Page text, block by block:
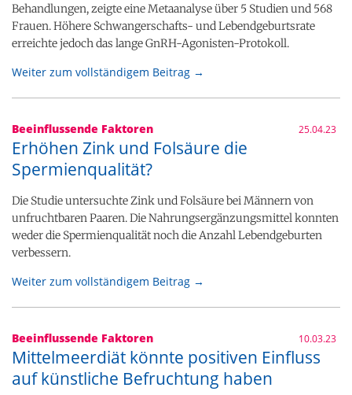
Behandlungen, zeigte eine Metaanalyse über 5 Studien und 568
Frauen. Höhere Schwangerschafts- und Lebendgeburtsrate
erreichte jedoch das lange GnRH-Agonisten-Protokoll.
Weiter zum vollständigem Beitrag →
Beeinflussende Faktoren 25.04.23
Erhöhen Zink und Folsäure die
Spermienqualität?
Die Studie untersuchte Zink und Folsäure bei Männern von
unfruchtbaren Paaren. Die Nahrungsergänzungsmittel konnten
weder die Spermienqualität noch die Anzahl Lebendgeburten
verbessern.
Weiter zum vollständigem Beitrag →
Beeinflussende Faktoren 10.03.23
Mittelmeerdiät könnte positiven Einfluss
auf künstliche Befruchtung haben